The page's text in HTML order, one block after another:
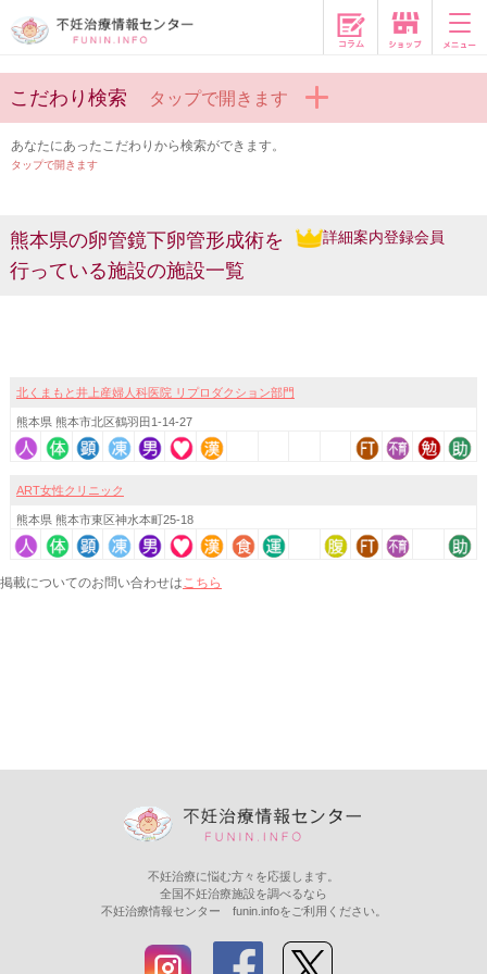
コラム
こだわり検索 タップで開きます
あなたにあったこだわりから検索ができます。
タップで開きます
熊本県の卵管鏡下卵管形成術を
行っている施設の施設一覧
詳細案内登録会員
北くまもと井上産婦人科医院 リプロダクション部門
熊本県 熊本市北区鶴羽田1-14-27
ART女性クリニック
熊本県 熊本市東区神水本町25-18
掲載についてのお問い合わせはこちら
不妊治療に悩む方々を応援します。
全国不妊治療施設を調べるなら
不妊治療情報センター funin.infoをご利用ください。